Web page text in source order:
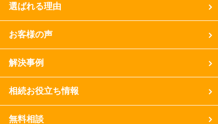
選ばれる理由
お客様の声
解決事例
相続お役立ち情報
無料相談